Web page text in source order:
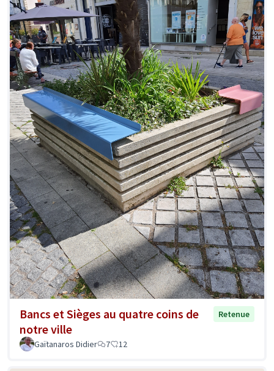
Bancs et Sièges au quatre coins de
notre ville
Retenue
Gaïtanaros Didier 7 12